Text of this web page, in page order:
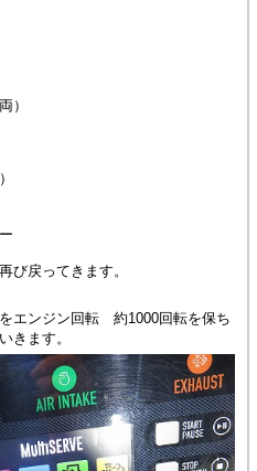
）
び戻ってきます。
エンジン回転 約1000回転を保ち
きます。